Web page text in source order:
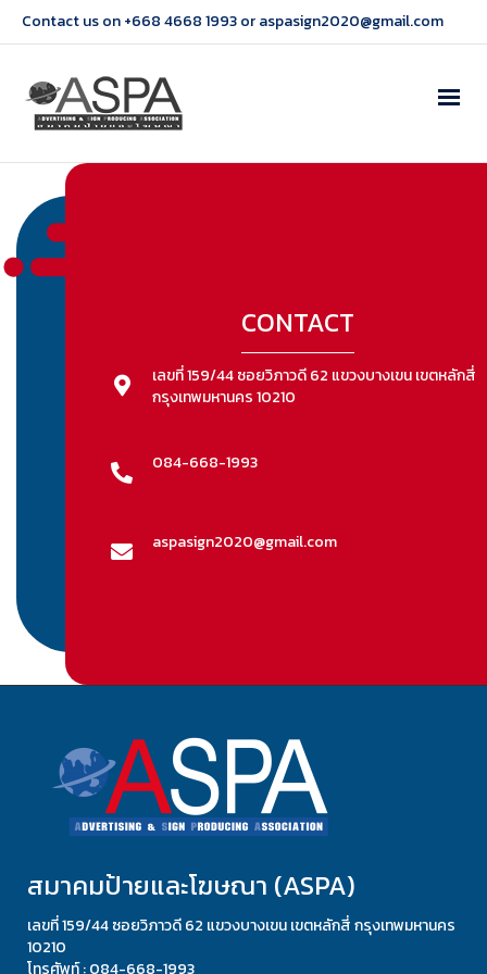
Contact us on +668 4668 1993 or aspasign2020@gmail.com
CONTACT
เลขที่ 159/44 ซอยวิภาวดี 62 แขวงบางเขน เขตหลักสี่
กรุงเทพมหานคร 10210
084-668-1993
aspasign2020@gmail.com
สมาคมป้ายและโฆษณา (ASPA)
เลขที่ 159/44 ซอยวิภาวดี 62 แขวงบางเขน เขตหลักสี่ กรุงเทพมหานคร
10210
โทรศัพท์ : 084-668-1993